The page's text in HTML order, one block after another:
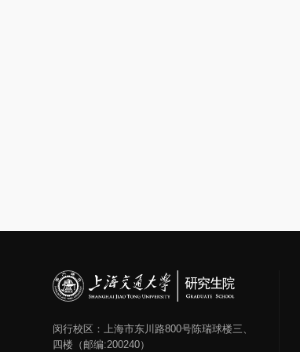
闵行校区：上海市东川路800号陈瑞球楼三、
四楼（邮编:200240）